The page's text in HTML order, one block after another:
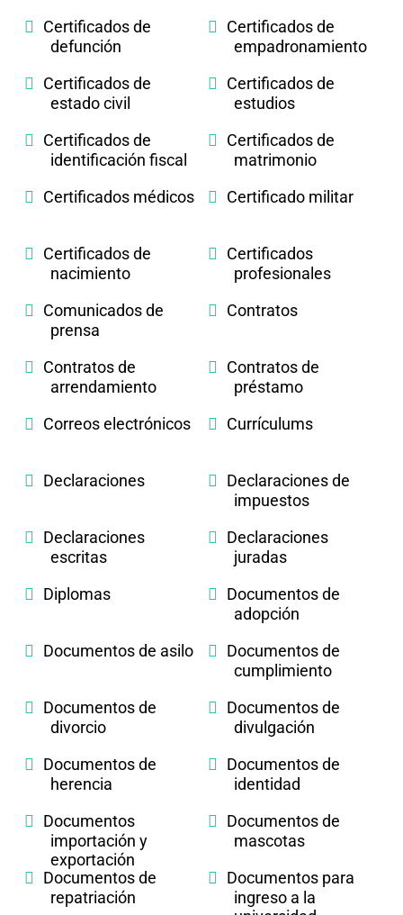
Certificados de
defunción
Certificados de
empadronamiento
Certificados de
estado civil
Certificados de
estudios
Certificados de
identificación fiscal
Certificados de
matrimonio
Certificados médicos
Certificado militar
Certificados de
nacimiento
Certificados
profesionales
Comunicados de
prensa
Contratos
Contratos de
arrendamiento
Contratos de
préstamo
Correos electrónicos
Currículums
Declaraciones
Declaraciones de
impuestos
Declaraciones
escritas
Declaraciones
juradas
Diplomas
Documentos de
adopción
Documentos de asilo
Documentos de
cumplimiento
Documentos de
divorcio
Documentos de
divulgación
Documentos de
herencia
Documentos de
identidad
Documentos
importación y
exportación
Documentos de
mascotas
Documentos de
repatriación
Documentos para
ingreso a la